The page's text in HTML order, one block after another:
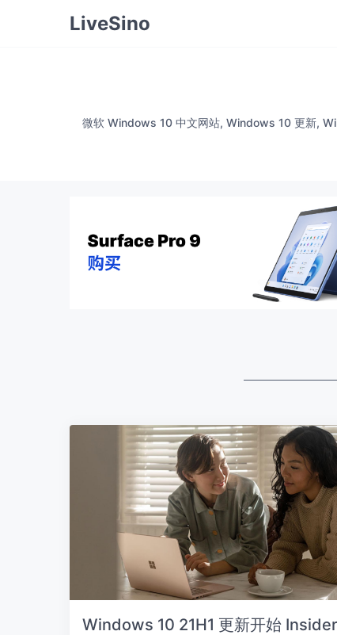
LiveSino
微软 Windows 10 中文网站, Windows 10 更新,
Windows 10 21H1 更新开始 Insider